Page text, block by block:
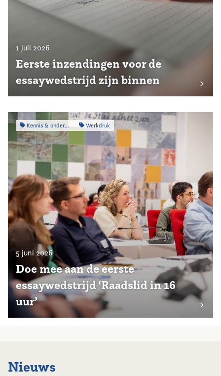
1 juli 2026
Eerste inzendingen voor de
essaywedstrijd zijn binnen
Kennis & onderzoek Werkdruk
5 juni 2026
Doe mee aan de eerste
essaywedstrijd ‘Raadslid in 16
uur’
Nieuws